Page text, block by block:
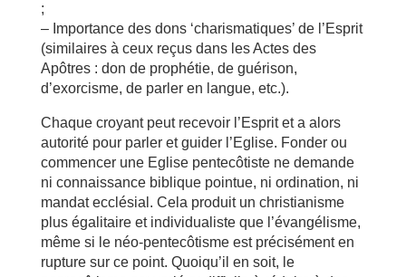
;
– Importance des dons ‘charismatiques’ de l’Esprit
(similaires à ceux reçus dans les Actes des
Apôtres : don de prophétie, de guérison,
d’exorcisme, de parler en langue, etc.).
Chaque croyant peut recevoir l’Esprit et a alors
autorité pour parler et guider l’Eglise. Fonder ou
commencer une Eglise pentecôtiste ne demande
ni connaissance biblique pointue, ni ordination, ni
mandat ecclésial. Cela produit un christianisme
plus égalitaire et individualiste que l’évangélisme,
même si le néo-pentecôtisme est précisément en
rupture sur ce point. Quoiqu’il en soit, le